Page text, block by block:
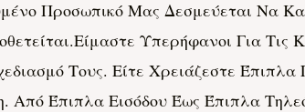
Προσωπικό Μας Δεσμεύεται Να
Υπερήφανοι Για
Τους. Είτε Χρειάζεστε Έπιπλα
Από Έπιπλα Εισόδου Έως Έπιπλα